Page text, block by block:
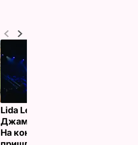
Lida Lee и Monatik,
Джамала и другие.
На концерт Kola